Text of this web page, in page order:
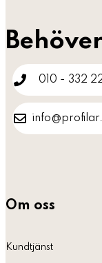
010 - 332
Om oss
Kundtjänst